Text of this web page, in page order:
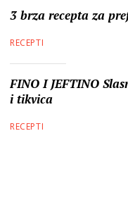
3 brza recepta za
RECEPTI
FINO I JEFTINO
i tikvica
RECEPTI